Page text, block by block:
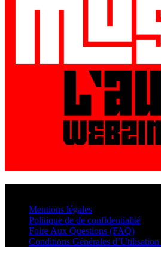
Mentions légales
Politique de de confidentialité
Foire Aux Questions (FAQ)
Conditions Générales